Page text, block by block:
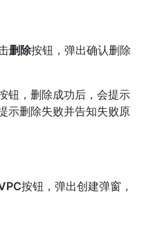
删除按钮，弹出确认删除
钮，删除成功后，会提示
示删除失败并告知失败原
按钮，弹出创建弹窗，